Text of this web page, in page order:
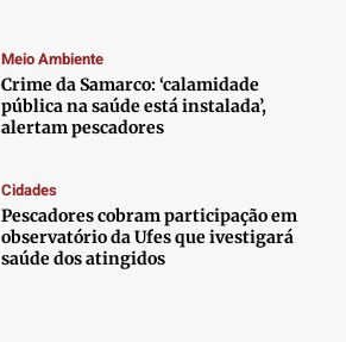
Meio Ambiente
Crime da Samarco: ‘calamidade
pública na saúde está instalada’,
alertam pescadores
Cidades
Pescadores cobram participação em
observatório da Ufes que ivestigará
saúde dos atingidos